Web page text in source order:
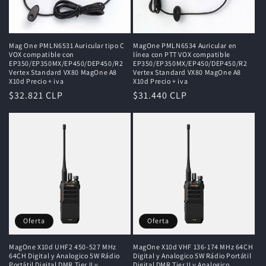
Mag One PMLN6531 Auricular tipo C
VOX compatible con
EP350/EP350MX/EP450/DEP450/R2
Vertex Standard VX80 MagOne A8
X10d Precio + iva
Precio
$32.821 CLP
MagOne PMLN6534 Auricular en
línea con PTT VOX compatible
EP350/EP350MX/EP450/DEP450/R2
Vertex Standard VX80 MagOne A8
X10d Precio + iva
Precio
$31.440 CLP
Oferta
MagOne X10d UHF2 450-527 MHz
64CH Digital y Analogico 5W Rádio
Oferta
MagOne X10d VHF 136-174 MHz 64CH
Digital y Analogico 5W Rádio Portátil